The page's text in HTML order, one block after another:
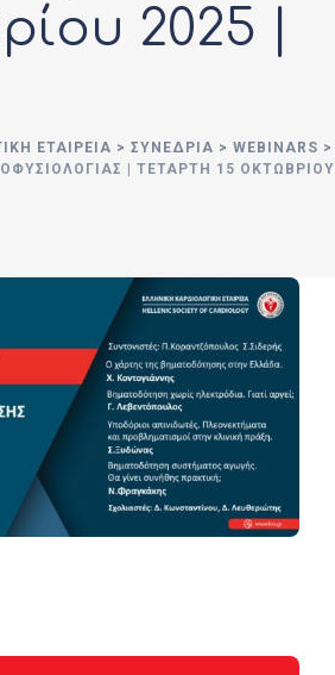
2025 |
ΕΤΑΙΡΕΊΑ > ΣΥΝΈΔΡΙΑ > WEBINARS >
| ΤΕΤΆΡΤΗ 15